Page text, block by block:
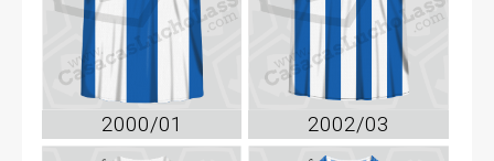
2000/01 2002/03